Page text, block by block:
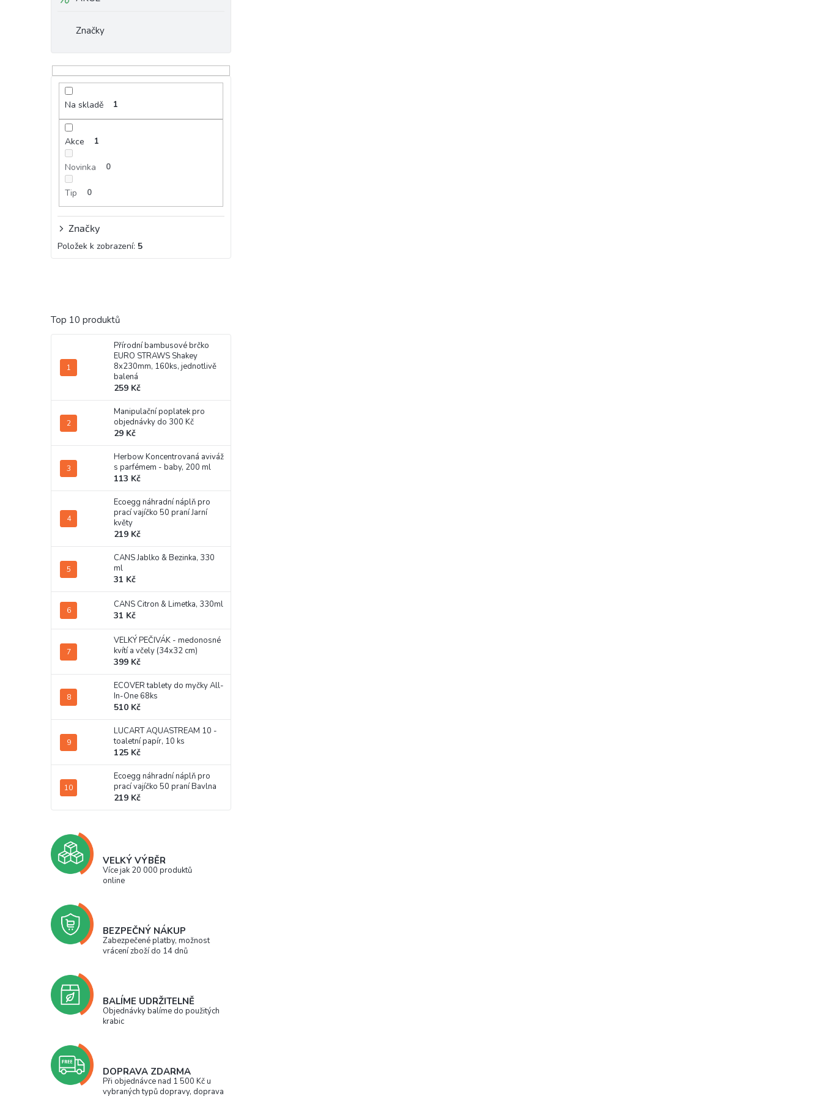
Značky
Na skladě 1
Akce 1
Novinka 0
Tip 0
Značky
Položek k zobrazení: 5
Top 10 produktů
Přírodní bambusové brčko
EURO STRAWS Shakey
8x230mm, 160ks, jednotlivě
balená
259 Kč
Manipulační poplatek pro
objednávky do 300 Kč
29 Kč
Herbow Koncentrovaná aviváž
s parfémem - baby, 200 ml
113 Kč
Ecoegg náhradní náplň pro
prací vajíčko 50 praní Jarní
květy
219 Kč
CANS Jablko & Bezinka, 330
ml
31 Kč
CANS Citron & Limetka, 330ml
31 Kč
VELKÝ PEČIVÁK - medonosné
kvítí a včely (34x32 cm)
399 Kč
ECOVER tablety do myčky All-
In-One 68ks
510 Kč
LUCART AQUASTREAM 10 -
toaletní papír, 10 ks
125 Kč
Ecoegg náhradní náplň pro
prací vajíčko 50 praní Bavlna
219 Kč
VELKÝ VÝBĚR
Více jak 20 000 produktů
online
BEZPEČNÝ NÁKUP
Zabezpečené platby, možnost
vrácení zboží do 14 dnů
BALÍME UDRŽITELNĚ
Objednávky balíme do použitých
krabic
DOPRAVA ZDARMA
Při objednávce nad 1 500 Kč u
vybraných typů dopravy, doprava